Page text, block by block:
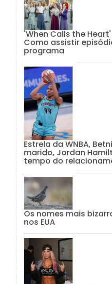
'When Calls the
Como assistir
programa
Estrela da WNBA,
marido, Jordan
tempo do
Os nomes mais
nos EUA